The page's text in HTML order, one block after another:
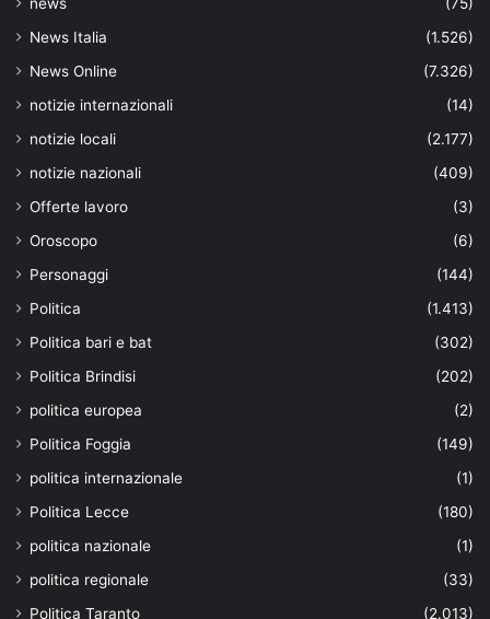
News Italia
(1.526)
News Online
(7.326)
notizie internazionali
(14)
notizie locali
(2.177)
notizie nazionali
(409)
Offerte lavoro
(3)
Oroscopo
(6)
Personaggi
(144)
Politica
(1.413)
Politica bari e bat
(302)
Politica Brindisi
(202)
politica europea
(2)
Politica Foggia
(149)
politica internazionale
(1)
Politica Lecce
(180)
politica nazionale
(1)
politica regionale
(33)
Politica Taranto
(2.013)